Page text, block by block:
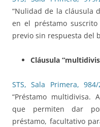
“Nulidad de la cláusula
en el préstamo
previo sin respuesta del
Cláusula
STS, Sala Primera,
“Préstamo multidivisa.
que permiten dar
préstamo, facultativo